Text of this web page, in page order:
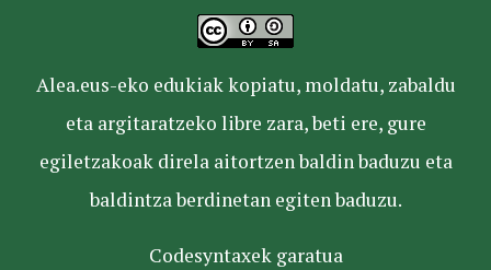
Alea.eus-eko edukiak kopiatu, moldatu, zabaldu
eta argitaratzeko libre zara, beti ere, gure
egiletzakoak direla aitortzen baldin baduzu eta
baldintza berdinetan egiten baduzu.
Codesyntaxek garatua